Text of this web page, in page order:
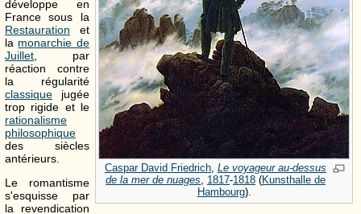
Caspar David Friedrich, Le voyageur au-dessus
de la mer de nuages, 1817-1818 (Kunsthalle de
Hambourg).
développe en
France sous la
Restauration et
la monarchie de
Juillet , par
réaction contre
la régularité
classique jugée
trop rigide et le
rationalisme
philosophique
des siècles
antérieurs.
Le romantisme
s'esquisse par
la revendication